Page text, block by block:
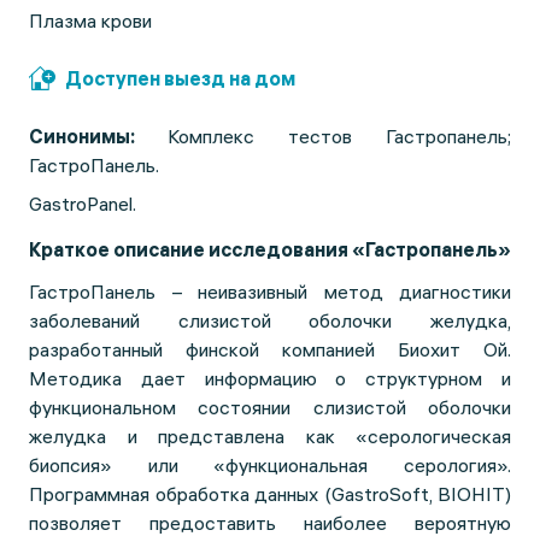
Плазма крови
Доступен выезд на дом
Синонимы: Комплекс тестов Гастропанель;
ГастроПанель.
GastroPanel.
Краткое описание исследования «Гастропанель»
ГастроПанель – неивазивный метод диагностики
заболеваний слизистой оболочки желудка,
разработанный финской компанией Биохит Ой.
Методика дает информацию о структурном и
функциональном состоянии слизистой оболочки
желудка и представлена как «серологическая
биопсия» или «функциональная серология».
Программная обработка данных (GastroSoft, BIOHIT)
позволяет предоставить наиболее вероятную